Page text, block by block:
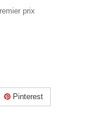
prix
Pinterest